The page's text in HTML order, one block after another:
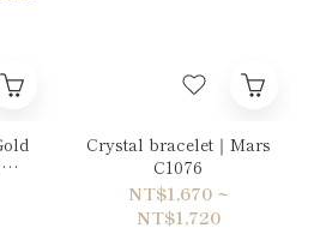
Crystal bracelet｜Mars
C1076
NT$1,670 ~
NT$1,720